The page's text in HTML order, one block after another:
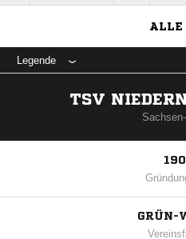
ALLE
Legende
TSV
GRÜN-